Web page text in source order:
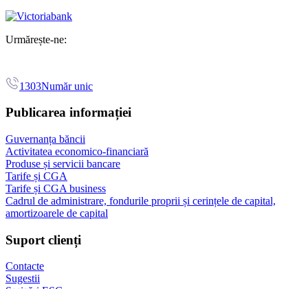
Urmărește-ne:
1303Număr unic
Publicarea informației
Guvernanța băncii
Activitatea economico-financiară
Produse și servicii bancare
Tarife și CGA
Tarife și CGA business
Cadrul de administrare, fondurile proprii și cerințele de capital,
amortizoarele de capital
Suport clienți
Contacte
Sugestii